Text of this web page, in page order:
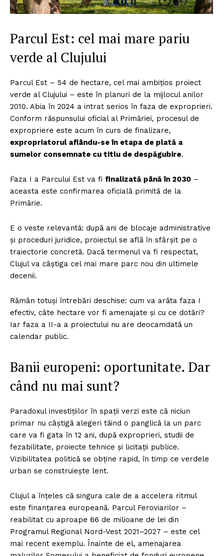
FREEDOM HOUSE ROMÂNIA
PRESShub
Despre noi / Echipa
Proiecte editoriale
Rețea
Contact
Parcul Est: cel mai mare pariu
verde al Clujului
Parcul Est – 54 de hectare, cel mai ambițios proiect
verde al Clujului – este în planuri de la mijlocul anilor
2010. Abia în 2024 a intrat serios în faza de exproprieri.
Conform răspunsului oficial al Primăriei, procesul de
expropriere este acum în curs de finalizare,
expropriatorul aflându-se în etapa de plată a
sumelor consemnate cu titlu de despăgubire.
Faza I a Parcului Est va fi finalizată până în 2030 –
aceasta este confirmarea oficială primită de la
Primărie.
E o veste relevantă: după ani de blocaje administrative
și proceduri juridice, proiectul se află în sfârșit pe o
traiectorie concretă. Dacă termenul va fi respectat,
Clujul va câștiga cel mai mare parc nou din ultimele
decenii.
Rămân totuși întrebări deschise: cum va arăta faza I
efectiv, câte hectare vor fi amenajate și cu ce dotări?
Iar faza a II-a a proiectului nu are deocamdată un
calendar public.
Banii europeni: oportunitate. Dar
când nu mai sunt?
Paradoxul investițiilor în spații verzi este că niciun
primar nu câștigă alegeri tăind o panglică la un parc
care va fi gata în 12 ani, după exproprieri, studii de
fezabilitate, proiecte tehnice și licitații publice.
Vizibilitatea politică se obține rapid, în timp ce verdele
urban se construiește lent.
Clujul a înțeles că singura cale de a accelera ritmul
este finanțarea europeană. Parcul Feroviarilor –
reabilitat cu aproape 66 de milioane de lei din
Programul Regional Nord-Vest 2021–2027 – este cel
mai recent exemplu. Înainte de el, amenajarea